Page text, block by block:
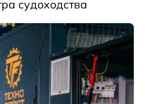
судоходства